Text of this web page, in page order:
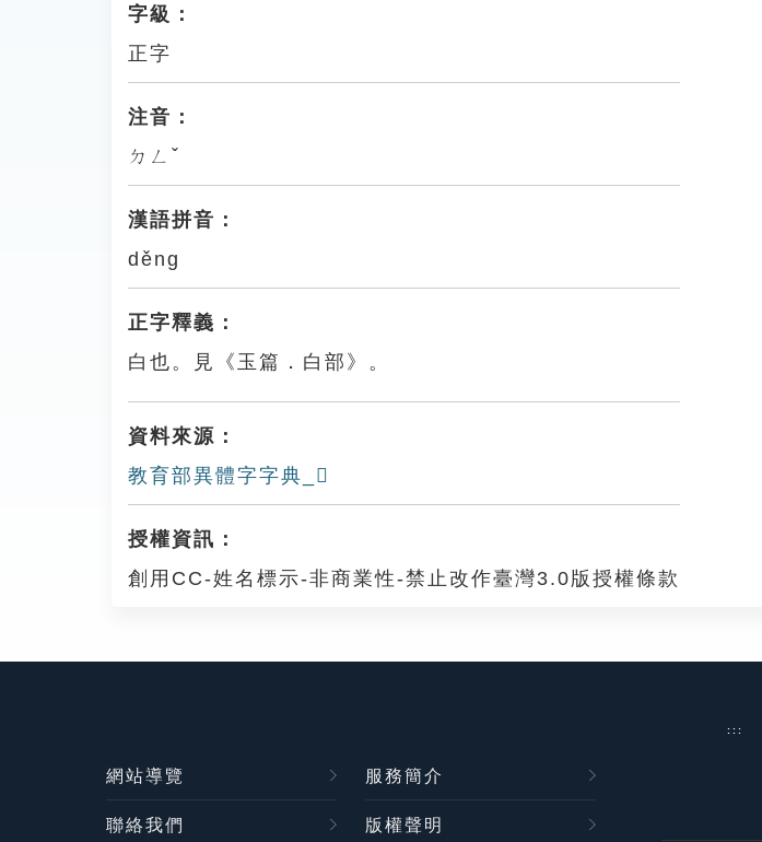
字級：
正字
注音：
ㄉㄥˇ
漢語拼音：
děng
正字釋義：
白也。見《玉篇．白部》。
資料來源：
教育部異體字字典_𤾢
授權資訊：
創用CC-姓名標示-非商業性-禁止改作臺灣3.0版授權條款
:::
網站導覽 服務簡介
聯絡我們 版權聲明